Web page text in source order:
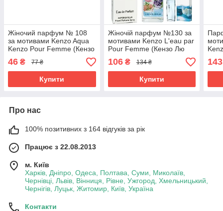
Жіночий парфум № 108
за мотивами Kenzo Aqua
Kenzo Pour Femme (Кензо
Аква Кензо Пур Фемм) 12
мл. ОПТ
46 ₴ 77 ₴
Купити
Жіночій парфум №130 за
мотивами Kenzo L'eau par
Pour Femme (Кензо Лю
Пар) 40 мл ОПТ
106₴ 134 ₴
Купити
мл
143
Про нас
100% позитивних з 164 відгуків за рік
Працює з 22.08.2013
м. Київ
Харків, Дніпро, Одеса, Полтава, Суми, Миколаїв,
Чернівці, Львів, Вінниця, Рівне, Ужгород, Хмельницький,
Чернігів, Луцьк, Житомир, Київ, Україна
Контакти